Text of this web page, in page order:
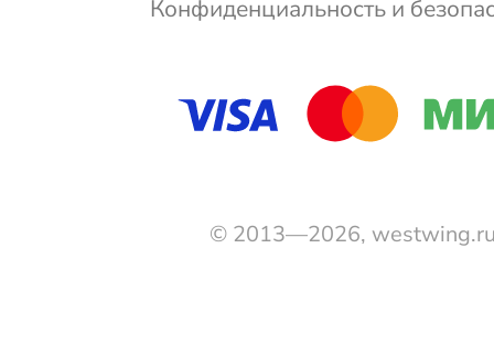
Конфиденциальность и
© 2013—2026,